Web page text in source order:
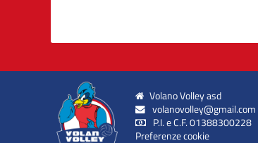
Volano Volley asd
volanovolley@gmail.com
P.I. e C.F. 01388300228
Preferenze cookie